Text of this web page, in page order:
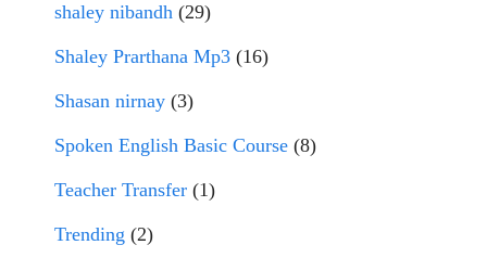
shaley nibandh (29)
Shaley Prarthana Mp3 (16)
Shasan nirnay (3)
Spoken English Basic Course (8)
Teacher Transfer (1)
Trending (2)